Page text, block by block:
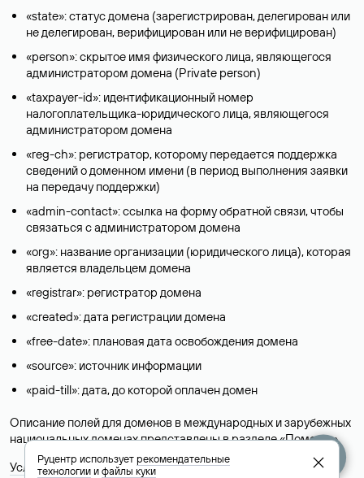
«state»: статус домена (зарегистрирован, делегирован или
не делегирован, верифицирован или не верифицирован)
«person»: скрытое имя физического лица, являющегося
администратором домена (Privatе person)
«taxpayer-id»: идентификационный номер
налогоплательщика-юридического лица, являющегося
администратором домена
«reg-ch»: регистратор, которому передается поддержка
сведений о доменном имени (в период выполнения заявки
на передачу поддержки)
«admin-contact»: ссылка на форму обратной связи, чтобы
связаться с администратором домена
«org»: название организации (юридического лица), которая
является владельцем домена
«registrar»: регистратор домена
«created»: дата регистрации домена
«free-date»: плановая дата освобождения домена
«source»: источник информации
«paid-till»: дата, до которой оплачен домен
Описание полей для доменов в международных и зарубежных
национальных доменах представлены в разделе «Помощь».
Условия использования Whois-сервиса
Руцентр используетрекомендательные
технологииифайлы куки